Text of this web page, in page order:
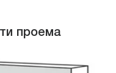
проема